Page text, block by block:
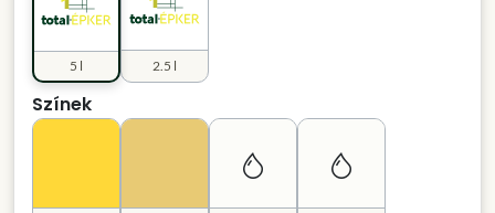
2.5 l
5 l
Színek